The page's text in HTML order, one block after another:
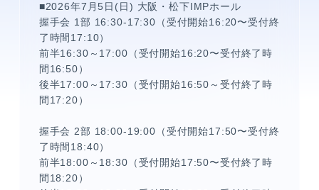
メンバーコンテンツ
■2026年7月5日(日) 大阪・松下IMPホール
握手会 1部 16:30-17:30（受付開始16:20〜受付終
了時間17:10）
前半16:30～17:00（受付開始16:20〜受付終了時
間16:50）
後半17:00～17:30（受付開始16:50～受付終了時
間17:20）
握手会 2部 18:00-19:00（受付開始17:50〜受付終
了時間18:40）
前半18:00～18:30（受付開始17:50〜受付終了時
間18:20）